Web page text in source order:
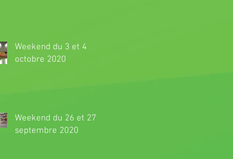
Weekend du 3 et 4
octobre 2020
Weekend du 26 et 27
septembre 2020